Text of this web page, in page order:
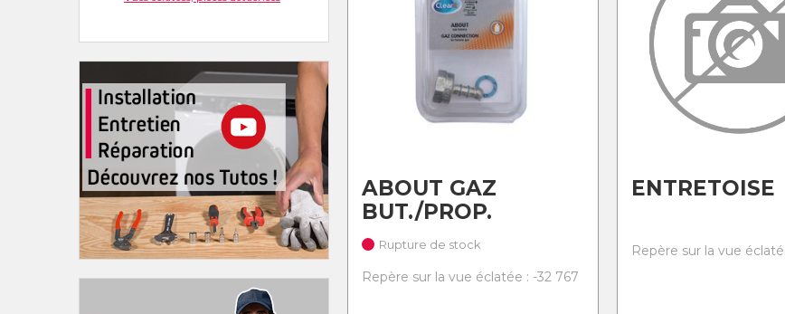
ABOUT GAZ
BUT./PROP.
Rupture de stock
Repère sur la vue éclatée : -32 767
ENTRETOISE
Repère sur la vue